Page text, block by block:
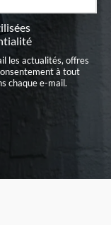
les actualités, offres
à tout
chaque e-mail.